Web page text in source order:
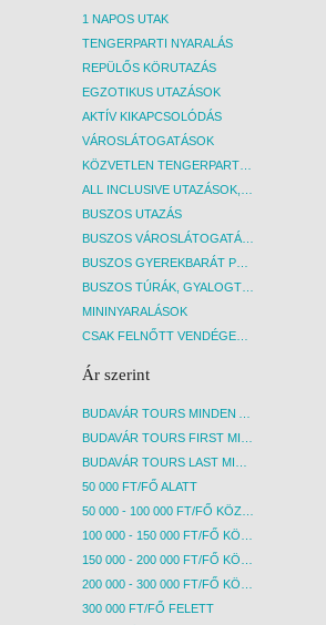
1 NAPOS UTAK
TENGERPARTI NYARALÁS
REPÜLŐS KÖRUTAZÁS
EGZOTIKUS UTAZÁSOK
AKTÍV KIKAPCSOLÓDÁS
VÁROSLÁTOGATÁSOK
KÖZVETLEN TENGERPARTI SZÁLLÁSOK
ALL INCLUSIVE UTAZÁSOK, NYARALÁSOK
BUSZOS UTAZÁS
BUSZOS VÁROSLÁTOGATÁSOK
BUSZOS GYEREKBARÁT PROGRAMOK
BUSZOS TÚRÁK, GYALOGTÚRÁK
MININYARALÁSOK
CSAK FELNŐTT VENDÉGEKET FOGADÓ SZÁLLÁSOK
Ár szerint
BUDAVÁR TOURS MINDEN AKCIÓS ÚT
BUDAVÁR TOURS FIRST MINUTE AKCIÓS UTAK
BUDAVÁR TOURS LAST MINUTE AKCIÓS UTAK
50 000 FT/FŐ ALATT
50 000 - 100 000 FT/FŐ KÖZÖTT
100 000 - 150 000 FT/FŐ KÖZÖTT
150 000 - 200 000 FT/FŐ KÖZÖTT
200 000 - 300 000 FT/FŐ KÖZÖTT
300 000 FT/FŐ FELETT